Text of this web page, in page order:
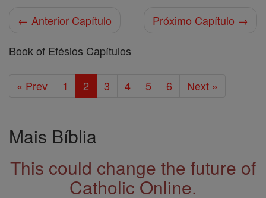
← Anterior Capítulo
Próximo Capítulo →
Book of Efésios Capítulos
« Prev 1 2 3 4 5 6 Next »
Mais Bíblia
This could change the future of
Catholic Online.